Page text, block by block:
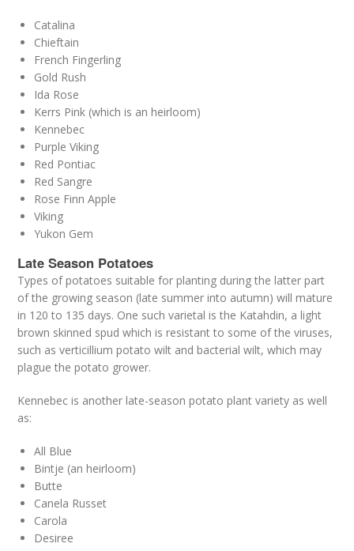
Catalina
Chieftain
French Fingerling
Gold Rush
Ida Rose
Kerrs Pink (which is an heirloom)
Kennebec
Purple Viking
Red Pontiac
Red Sangre
Rose Finn Apple
Viking
Yukon Gem
Late Season Potatoes
Types of potatoes suitable for planting during the latter part
of the growing season (late summer into autumn) will mature
in 120 to 135 days. One such varietal is the Katahdin, a light
brown skinned spud which is resistant to some of the viruses,
such as verticillium potato wilt and bacterial wilt, which may
plague the potato grower.
Kennebec is another late-season potato plant variety as well
as:
All Blue
Bintje (an heirloom)
Butte
Canela Russet
Carola
Desiree